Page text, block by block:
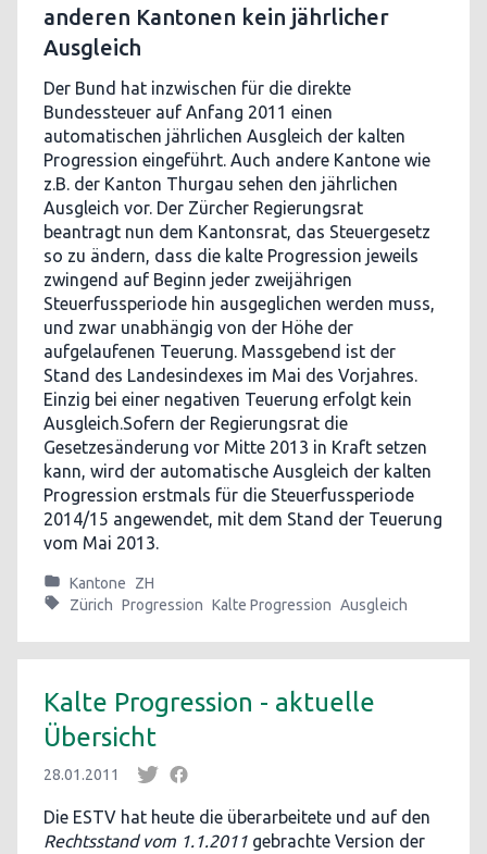
anderen Kantonen kein jährlicher
Ausgleich
Der Bund hat inzwischen für die direkte
Bundessteuer auf Anfang 2011 einen
automatischen jährlichen Ausgleich der kalten
Progression eingeführt. Auch andere Kantone wie
z.B. der Kanton Thurgau sehen den jährlichen
Ausgleich vor. Der Zürcher Regierungsrat
beantragt nun dem Kantonsrat, das Steuergesetz
so zu ändern, dass die kalte Progression jeweils
zwingend auf Beginn jeder zweijährigen
Steuerfussperiode hin ausgeglichen werden muss,
und zwar unabhängig von der Höhe der
aufgelaufenen Teuerung. Massgebend ist der
Stand des Landesindexes im Mai des Vorjahres.
Einzig bei einer negativen Teuerung erfolgt kein
Ausgleich.Sofern der Regierungsrat die
Gesetzesänderung vor Mitte 2013 in Kraft setzen
kann, wird der automatische Ausgleich der kalten
Progression erstmals für die Steuerfussperiode
2014/15 angewendet, mit dem Stand der Teuerung
vom Mai 2013.
Kantone
ZH
Zürich Progression Kalte Progression Ausgleich
Kalte Progression - aktuelle
Übersicht
28.01.2011
Die ESTV hat heute die überarbeitete und auf den
Rechtsstand vom 1.1.2011 gebrachte Version der